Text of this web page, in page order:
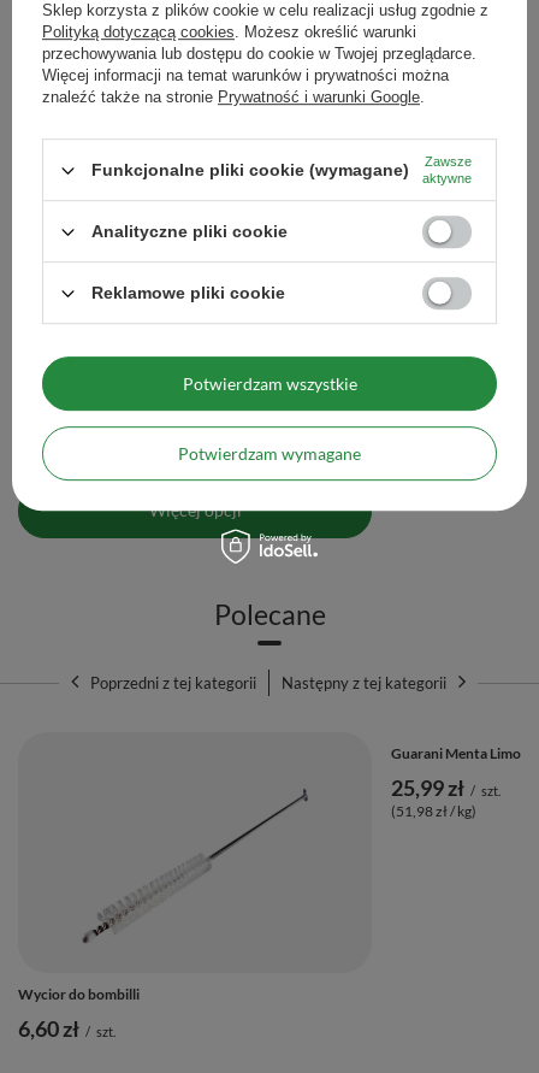
Nazwa handlowa
Zestaw prezentowy Yerba Mate
500g
Zobacz również
Zestaw Yerba Mate Energia 500g Tykwa Bombilla
136,90 zł
Więcej opcji
Zestaw startowy
78,90 zł
Polecane
Poprzedni z tej kategorii Następny z tej kategorii
Wycior do bombilli
6,60 zł / szt.
Guarani Menta Limon
25,99 zł / szt.
(51,98 zł / kg)
Sklep korzysta z plików cookie w celu realizacji usług zgodnie z
Polityką dotyczącą cookies. Możesz określić warunki
przechowywania lub dostępu do cookie w Twojej przeglądarce.
Więcej informacji na temat warunków i prywatności można
znaleźć także na stronie Prywatność i warunki Google.
Funkcjonalne pliki cookie (wymagane)
Zawsze
aktywne
Analityczne pliki cookie
Reklamowe pliki cookie
Potwierdzam wymagane
Potwierdzam wszystkie